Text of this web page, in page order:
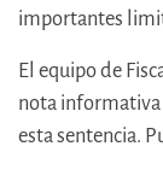
importantes
El equipo de
nota informativa
esta sentencia.